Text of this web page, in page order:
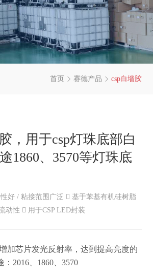
首页 赛德产品 csp白墙胶
，用于csp灯珠底部白
1860、3570等灯珠底
好 / 粘接范围广泛  基于苯基有机硅树脂
动性  用于CSP LED封装
加芯片发光反射率，达到提高亮度的
：2016、1860、3570